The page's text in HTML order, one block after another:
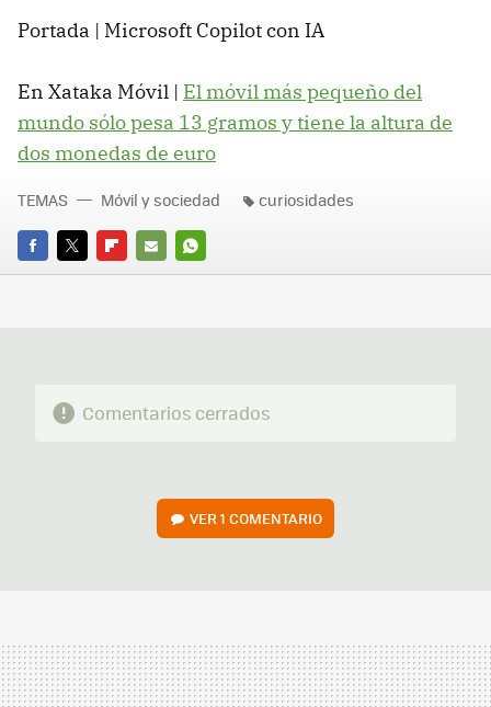
Portada | Microsoft Copilot con IA
En Xataka Móvil | El móvil más pequeño del
mundo sólo pesa 13 gramos y tiene la altura de
dos monedas de euro
FACEBOOK
TWITTERFLIPBOARD
E-
WHATSAPP
TEMAS Móvil y sociedad curiosidades
Comentarios cerrados
VER1 COMENTARIO